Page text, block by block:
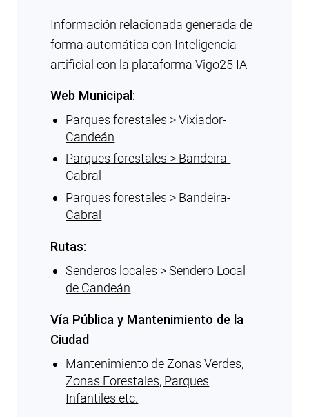
Información relacionada generada de
forma automática con Inteligencia
artificial con la plataforma Vigo25 IA
Web Municipal:
Parques forestales > Vixiador-
Candeán
Parques forestales > Bandeira-
Cabral
Parques forestales > Bandeira-
Cabral
Rutas:
Senderos locales > Sendero Local
de Candeán
Vía Pública y Mantenimiento de la
Ciudad
Mantenimiento de Zonas Verdes,
Zonas Forestales, Parques
Infantiles etc.